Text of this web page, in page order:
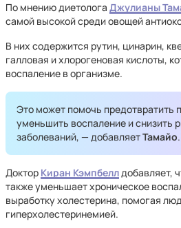
По мнению диетолога Джулианы
самой высокой среди овощей
В них содержится рутин, цинарин,
галловая и хлорогеновая кислоты,
воспаление в организме.
Это может помочь предотвратить
уменьшить воспаление и снизить
заболеваний, — добавляетТамайо.
Доктор Киран Кэмпбеллдобавляет,
также уменьшает хроническое
выработку холестерина, помогая
гиперхолестеринемией.